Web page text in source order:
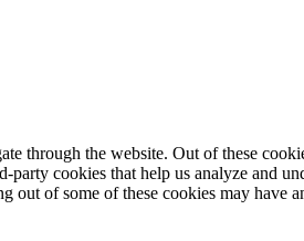
through the website. Out of these
cookies that help us analyze and
out of some of these cookies may have